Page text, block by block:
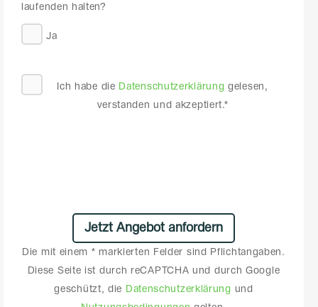
laufenden halten?
Ja
Ich habe die Datenschutzerklärung gelesen,
verstanden und akzeptiert.*
Die mit einem * markierten Felder sind Pflichtangaben.
Diese Seite ist durch reCAPTCHA und durch Google
geschützt, die Datenschutzerklärung und